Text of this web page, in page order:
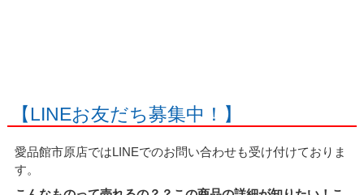
【LINEお友だち募集中！】
愛品館市原店ではLINEでのお問い合わせも受け付けておりま
す。